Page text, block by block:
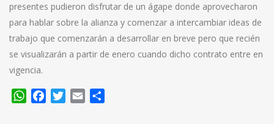
presentes pudieron disfrutar de un ágape donde aprovecharon
para hablar sobre la alianza y comenzar a intercambiar ideas de
trabajo que comenzarán a desarrollar en breve pero que recién
se visualizarán a partir de enero cuando dicho contrato entre en
vigencia.
WhatsApp
FacebookTwitter
Email